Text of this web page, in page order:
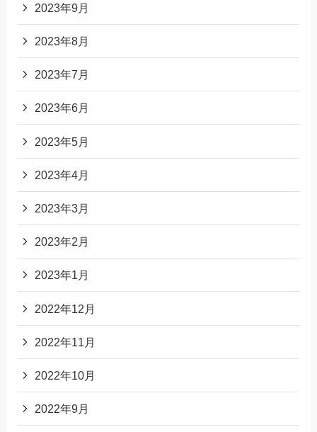
2023年9月
2023年8月
2023年7月
2023年6月
2023年5月
2023年4月
2023年3月
2023年2月
2023年1月
2022年12月
2022年11月
2022年10月
2022年9月